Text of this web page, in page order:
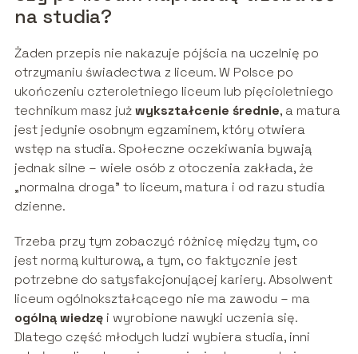
na studia?
Żaden przepis nie nakazuje pójścia na uczelnię po
otrzymaniu świadectwa z liceum. W Polsce po
ukończeniu czteroletniego liceum lub pięcioletniego
technikum masz jużwykształcenie średnie, a matura
jest jedynie osobnym egzaminem, który otwiera
wstęp na studia. Społeczne oczekiwania bywają
jednak silne – wiele osób z otoczenia zakłada, że
„normalna droga” to liceum, matura i od razu studia
dzienne.
Trzeba przy tym zobaczyć różnicę między tym, co
jest normą kulturową, a tym, co faktycznie jest
potrzebne do satysfakcjonującej kariery. Absolwent
liceum ogólnokształcącego nie ma zawodu – ma
ogólną wiedzęi wyrobione nawyki uczenia się.
Dlatego część młodych ludzi wybiera studia, inni